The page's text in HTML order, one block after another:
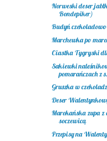
Norweski deser
Bondepiker)
Budyń
Marchewka po
Ciastka Tygryski
Sakiewki
pomarańczach z
Gruszka w
Deser
Marokańska zupa z
soczewicą
Przepisy na